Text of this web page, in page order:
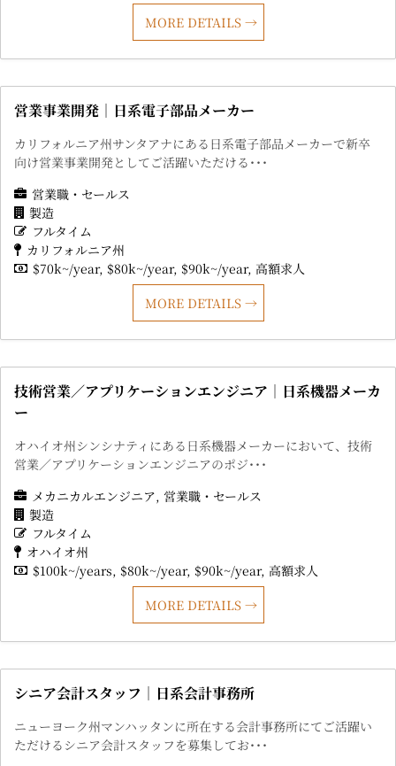
MORE DETAILS
営業事業開発｜日系電子部品メーカー
カリフォルニア州サンタアナにある日系電子部品メーカーで新卒
向け営業事業開発としてご活躍いただける･･･
営業職・セールス
製造
フルタイム
カリフォルニア州
$70k~/year $80k~/year $90k~/year 高額求人
MORE DETAILS
技術営業／アプリケーションエンジニア｜日系機器メーカ
ー
オハイオ州シンシナティにある日系機器メーカーにおいて、技術
営業／アプリケーションエンジニアのポジ･･･
メカニカルエンジニア 営業職・セールス
製造
フルタイム
オハイオ州
$100k~/years $80k~/year $90k~/year 高額求人
MORE DETAILS
シニア会計スタッフ｜日系会計事務所
ニューヨーク州マンハッタンに所在する会計事務所にてご活躍い
ただけるシニア会計スタッフを募集してお･･･